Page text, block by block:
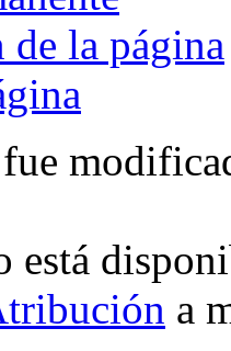
la página
está
a